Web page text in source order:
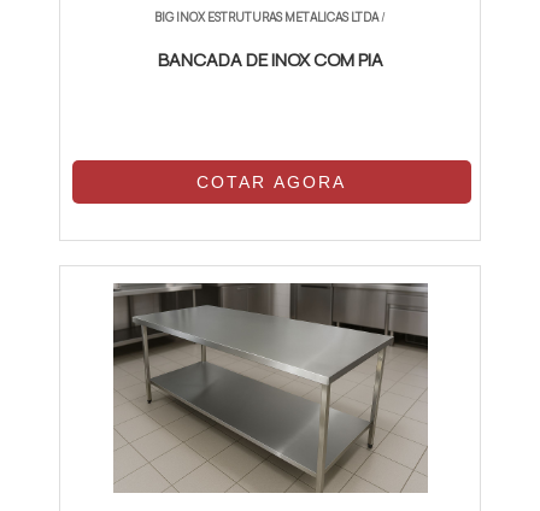
BIG INOX ESTRUTURAS METALICAS LTDA/
BANCADA DE INOX COM PIA
COTAR AGORA